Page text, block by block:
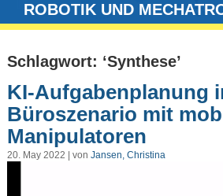
ROBOTIK UND
Schlagwort: ‘Synthese’
KI-Aufgabenplanung
Büroszenario mit
Manipulatoren
20. May 2022 | von Jansen, Christina